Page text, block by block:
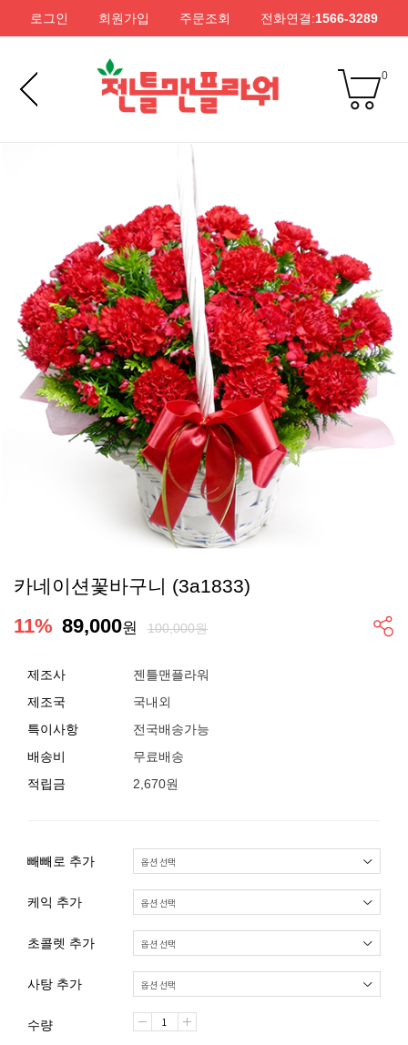
로그인 회원가입 주문조회 전화연결:1566-3289
0
카네이션꽃바구니 (3a1833)
11% 89,000원 100,000원
제조사
젠틀맨플라워
제조국
국내외
특이사항
전국배송가능
배송비
무료배송
적립금
2,670원
빼빼로 추가
케익 추가
초콜렛 추가
사탕 추가
수량